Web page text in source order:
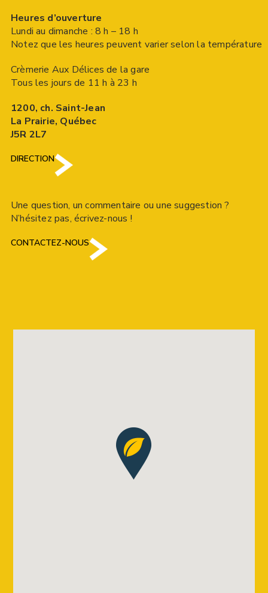
Heures d’ouverture
Lundi au dimanche : 8 h – 18 h
Notez que les heures peuvent varier selon la température
Crèmerie Aux Délices de la gare
Tous les jours de 11 h à 23 h
1200, ch. Saint-Jean
La Prairie, Québec
J5R 2L7
DIRECTION
Une question, un commentaire ou une suggestion ?
N’hésitez pas, écrivez-nous !
CONTACTEZ-NOUS